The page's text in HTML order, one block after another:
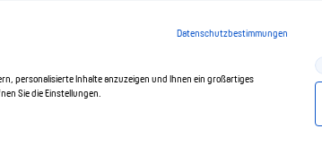
Datenschutzbestimmungen
personalisierte Inhalte anzuzeigen und Ihnen ein großartiges
Sie die Einstellungen.